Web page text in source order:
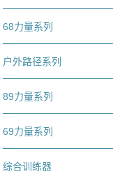
68力量系列
户外路径系列
89力量系列
69力量系列
综合训练器